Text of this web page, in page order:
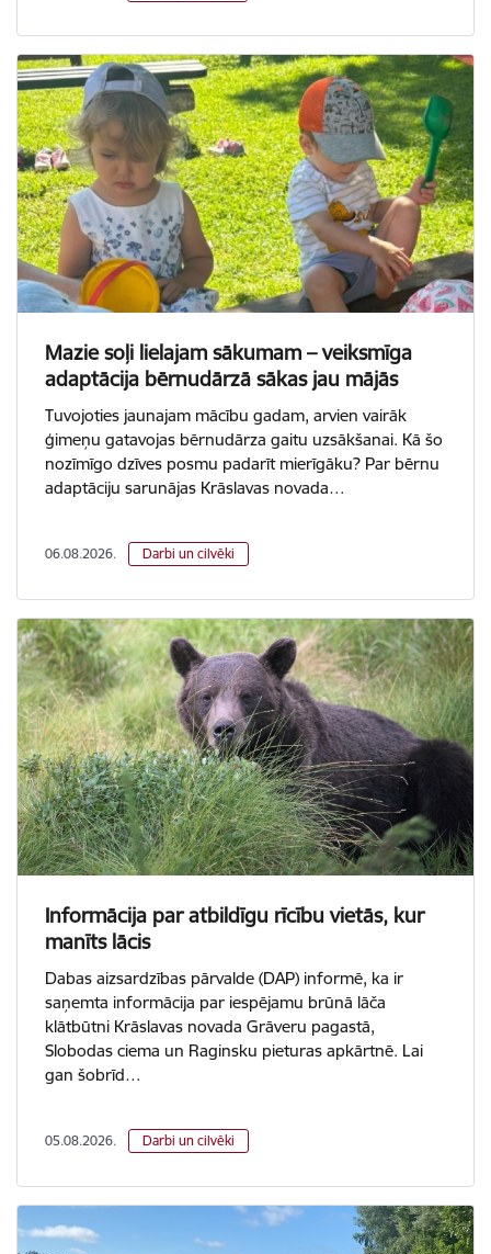
Mazie soļi lielajam sākumam – veiksmīga
adaptācija bērnudārzā sākas jau mājās
Tuvojoties jaunajam mācību gadam, arvien vairāk
ģimeņu gatavojas bērnudārza gaitu uzsākšanai. Kā šo
nozīmīgo dzīves posmu padarīt mierīgāku? Par bērnu
adaptāciju sarunājas Krāslavas novada…
06.08.2026. Darbi un cilvēki
Informācija par atbildīgu rīcību vietās, kur
manīts lācis
Dabas aizsardzības pārvalde (DAP) informē, ka ir
saņemta informācija par iespējamu brūnā lāča
klātbūtni Krāslavas novada Grāveru pagastā,
Slobodas ciema un Raginsku pieturas apkārtnē. Lai
gan šobrīd…
05.08.2026. Darbi un cilvēki